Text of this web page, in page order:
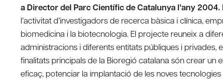
a Director del Parc Científic de Catalunya l’any 2004.
l’activitat d’investigadors de recerca bàsica i clínica,
biomedicina i la biotecnologia. El projecte reuneix a
administracions i diferents entitats públiques i privades,
finalitats principals de la Bioregió catalana són crear
eficaç, potenciar la implantació de les noves